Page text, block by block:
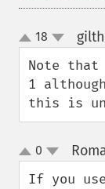
up
down
18
Note that
1
this is
up
down
0
If you